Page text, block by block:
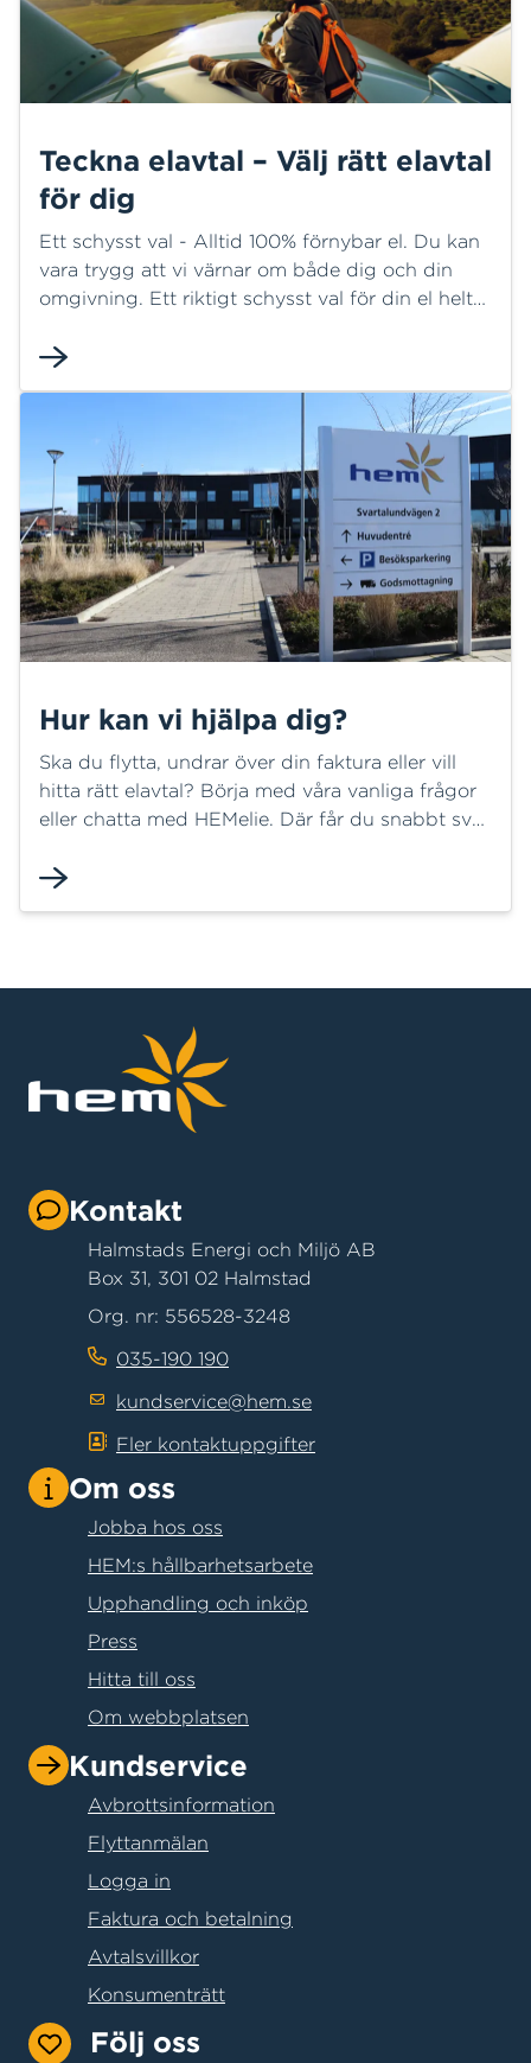
Teckna elavtal – Välj rätt elavtal
för dig
Ett schysst val - Alltid 100% förnybar el. Du kan
vara trygg att vi värnar om både dig och din
omgivning. Ett riktigt schysst val för din el helt
Hur kan vi hjälpa dig?
Ska du flytta, undrar över din faktura eller vill
hitta rätt elavtal? Börja med våra vanliga frågor
eller chatta med HEMelie. Där får du snabbt svar
direkt. Behöver du mer hjälp finns vi här för dig.
Kontakt
Halmstads Energi och Miljö AB
Box 31, 301 02 Halmstad
Org. nr: 556528-3248
035-190 190
kundservice@hem.se
Fler kontaktuppgifter
Om oss
Jobba hos oss
HEM:s hållbarhetsarbete
Upphandling och inköp
Press
Hitta till oss
Om webbplatsen
Kundservice
Avbrottsinformation
Flyttanmälan
Logga in
Faktura och betalning
Avtalsvillkor
Konsumenträtt
Följ oss